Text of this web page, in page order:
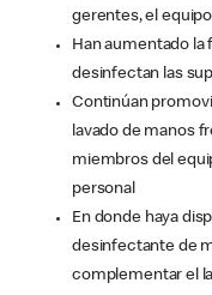
gerentes, el
Han aumentado la
desinfectan las
Continúan
lavado de manos
miembros del
personal
En donde haya
desinfectante de
complementar el